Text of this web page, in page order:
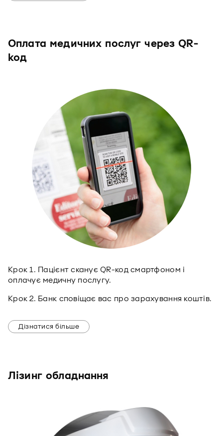
Оплата медичних послуг через QR-
код
Крок 1. Пацієнт сканує QR-код смартфоном і
оплачує медичну послугу.
Крок 2. Банк сповіщає вас про зарахування коштів.
Дізнатися більше
Лізинг обладнання